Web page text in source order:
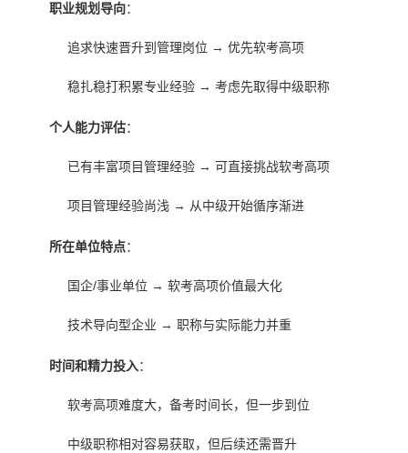
职业规划导向：
追求快速晋升到管理岗位 → 优先软考高项
稳扎稳打积累专业经验 → 考虑先取得中级职称
个人能力评估：
已有丰富项目管理经验 → 可直接挑战软考高项
项目管理经验尚浅 → 从中级开始循序渐进
所在单位特点：
国企/事业单位 → 软考高项价值最大化
技术导向型企业 → 职称与实际能力并重
时间和精力投入：
软考高项难度大，备考时间长，但一步到位
中级职称相对容易获取，但后续还需晋升